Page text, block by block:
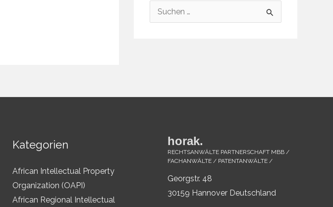
u
Kategorien
African Intellectual Property
Organization (OAPI)
African Regional Intellectual
horak.
RECHTSANWÄLTE PARTNERSCHAFT MBB /
FACHANWÄLTE / PATENTANWÄLTE /
Georgstr. 48
30159 Hannover Deutschland